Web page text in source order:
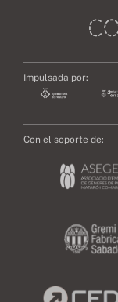
Impulsada por:
Con el soporte de: